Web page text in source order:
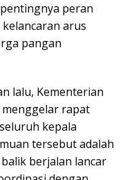
peran
arus
pangan
lalu, Kementerian
rapat
kepala
tersebut adalah
berjalan lancar